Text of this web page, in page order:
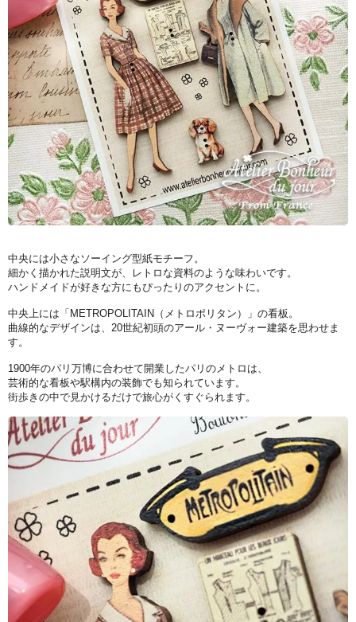
中央には小さなソーイング型紙モチーフ。
細かく描かれた説明文が、レトロな資料のような味わいです。
ハンドメイドが好きな方にもぴったりのアクセントに。
中央上には「METROPOLITAIN（メトロポリタン）」の看板。
曲線的なデザインは、20世紀初頭のアール・ヌーヴォー建築を思わせま
す。
1900年のパリ万博に合わせて開業したパリのメトロは、
芸術的な看板や駅構内の装飾でも知られています。
街歩きの中で見かけるだけで旅心がくすぐられます。